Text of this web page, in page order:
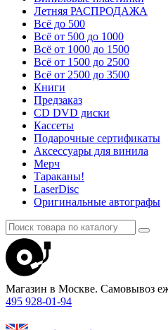
Летняя РАСПРОДАЖА
Всё до 500
Всё от 500 до 1000
Всё от 1000 до 1500
Всё от 1500 до 2500
Всё от 2500 до 3500
Книги
Предзаказ
CD DVD диски
Кассеты
Подарочные сертификаты
Аксессуары для винила
Мерч
Тараканы!
LaserDisc
Оригинальные автографы
Магазин в Москве. Самовывоз
495 928-01-94